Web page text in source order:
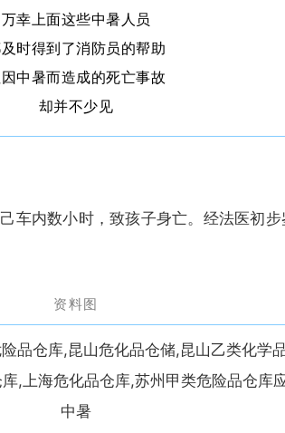
万幸上面这些中暑人员
时得到了消防员的帮助
中暑而造成的死亡事故
却并不少见
车内数小时，致孩子身亡。经法医初
资料图
中暑